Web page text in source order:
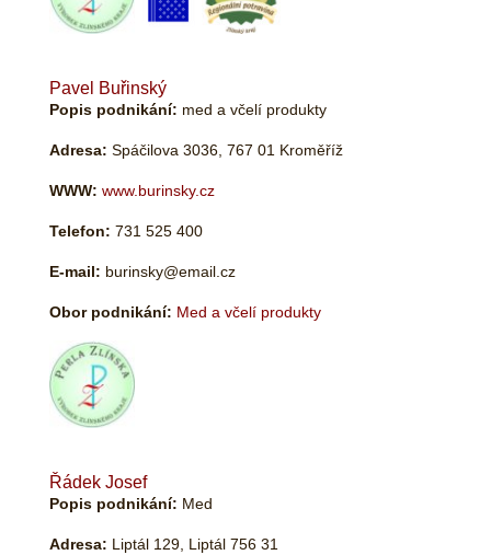
Pavel Buřinský
Popis podnikání: med a včelí produkty
Adresa: Spáčilova 3036, 767 01 Kroměříž
WWW: www.burinsky.cz
Telefon: 731 525 400
E-mail: burinsky@email.cz
Obor podnikání: Med a včelí produkty
Řádek Josef
Popis podnikání: Med
Adresa: Liptál 129, Liptál 756 31